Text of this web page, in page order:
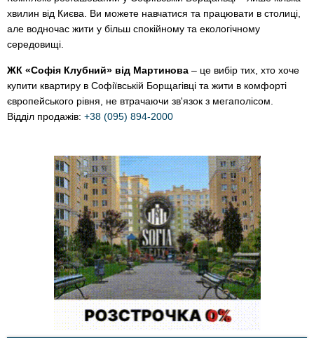
хвилин від Києва. Ви можете навчатися та працювати в столиці,
але водночас жити у більш спокійному та екологічному
середовищі.
ЖК «Софія Клубний» від Мартинова – це вибір тих, хто хоче
купити квартиру в Софіївській Борщагівці та жити в комфорті
європейського рівня, не втрачаючи зв'язок з мегаполісом.
Відділ продажів: +38 (095) 894-2000